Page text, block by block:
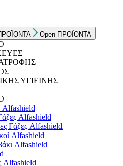
Open ΠΡΟΪΟΝΤΑ
ΥΓΙΕΙΝΗΣ
Alfashield
Alfashield
Γάζες Alfashield
Alfashield
Alfashield
Alfashield